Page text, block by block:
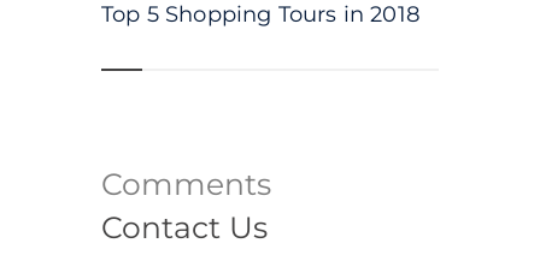
Top 5 Shopping Tours in 2018
Comments
Contact Us